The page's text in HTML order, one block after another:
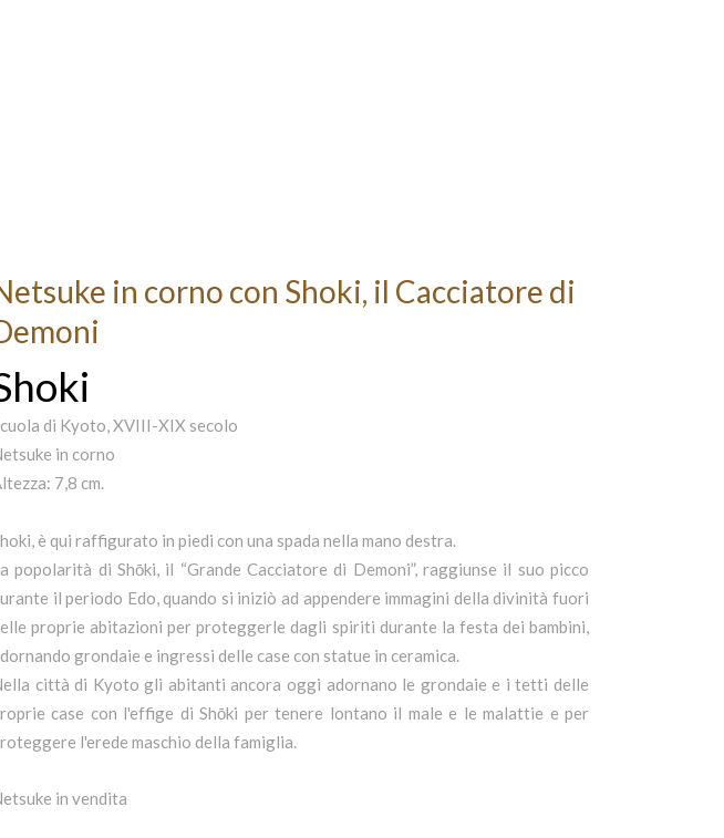
in corno con Shoki, il Cacciatore di
di Kyoto, XVIII-XIX secolo
in corno
7,8 cm.
è qui raffigurato in piedi con una spada nella mano destra.
popolarità di Shōki, il “Grande Cacciatore di Demoni”, raggiunse il suo picco
il periodo Edo, quando si iniziò ad appendere immagini della divinità fuori
proprie abitazioni per proteggerle dagli spiriti durante la festa dei bambini,
grondaie e ingressi delle case con statue in ceramica.
città di Kyoto gli abitanti ancora oggi adornano le grondaie e i tetti delle
case con l'effige di Shōki per tenere lontano il male e le malattie e per
l'erede maschio della famiglia.
in vendita